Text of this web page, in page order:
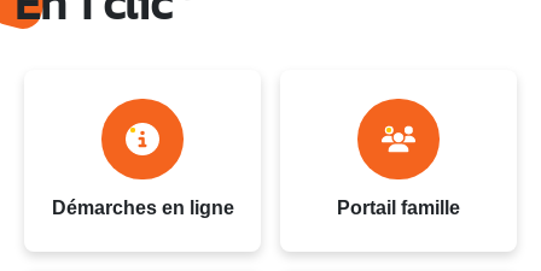
Démarches en ligne Portail famille